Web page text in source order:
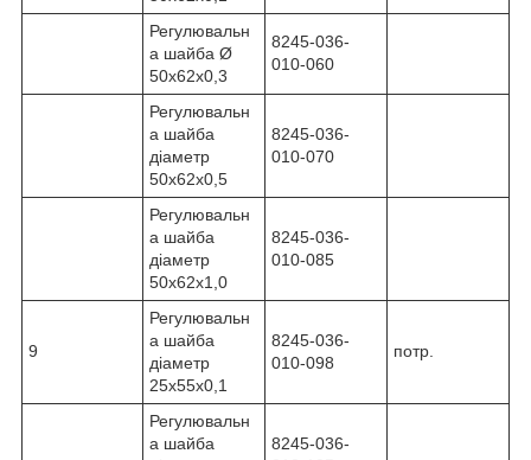
Регулювальн
а шайба Ø
50x62x0,3
8245-036-
010-060
Регулювальн
а шайба
діаметр
50x62x0,5
8245-036-
010-070
Регулювальн
а шайба
діаметр
50x62x1,0
8245-036-
010-085
9
Регулювальн
а шайба
діаметр
25x55x0,1
8245-036-
010-098
потр.
Регулювальн
а шайба
8245-036-